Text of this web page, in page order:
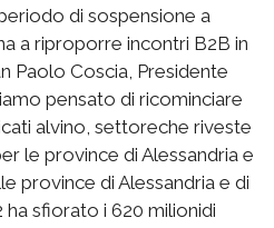
di sospensione a
a riproporre incontri B2B in
Paolo Coscia, Presidente
pensato di ricominciare
alvino, settoreche riveste
le province di Alessandria e
province di Alessandria e di
ha sfiorato i 620 milionidi